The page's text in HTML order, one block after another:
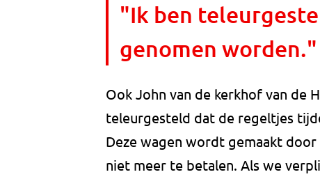
"Ik ben
genomen worden."
Ook John van de kerkhof van de
teleurgesteld dat de regeltjes
Deze wagen wordt gemaakt
niet meer te betalen. Als we